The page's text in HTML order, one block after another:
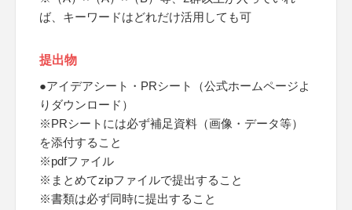
ば、キーワードはどれだけ活用しても可
提出物
●アイデアシート・PRシート（公式ホームページよ
りダウンロード）
※PRシートには必ず補足資料（画像・データ等）
を添付すること
※pdfファイル
※まとめてzipファイルで提出すること
※書類は必ず同時に提出すること